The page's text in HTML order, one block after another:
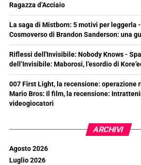
Ragazza d’Acciaio
La saga di Mistborn: 5 motivi per leggerla
Cosmoverso di Brandon Sanderson: una
Riflessi dell'Invisibile: Nobody Knows -
dell’Invisibile: Maborosi, l’esordio di
007 First Light, la recensione: operazione
Mario Bros: Il film, la recensione:
videogiocatori
ARCHIVI
Agosto 2026
Luglio 2026